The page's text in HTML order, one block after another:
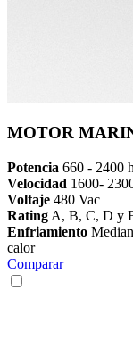
MOTOR
Potencia 660 - 2400
Velocidad 1600-
Voltaje 480 Vac
Rating A, B, C, D y
Enfriamiento
calor
Comparar